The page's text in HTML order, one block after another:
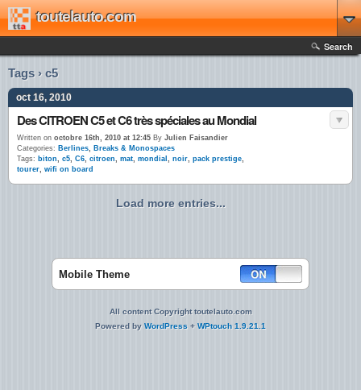
toutelauto.com
Search
Tags › c5
oct 16, 2010
Des CITROEN C5 et C6 très spéciales au Mondial
Written on octobre 16th, 2010 at 12:45 By Julien Faisandier
Categories: Berlines, Breaks & Monospaces
Tags: biton, c5, C6, citroen, mat, mondial , noir, pack prestige,
tourer, wifi on board
Load more entries...
Mobile Theme
All content Copyright toutelauto.com
Powered by WordPress + WPtouch 1.9.21.1